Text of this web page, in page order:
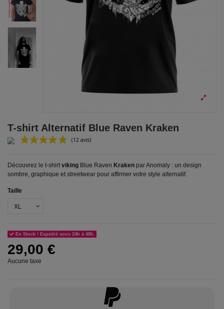
T-shirt Alternatif Blue Raven Kraken
Découvrez le t-shirt viking Blue Raven Kraken par Anomaly : un design
sombre, graphique et streetwear pour affirmer votre style alternatif.
Taille
En Stock ! Expédié sous 24h à 48h.
29,00 €
Aucune taxe